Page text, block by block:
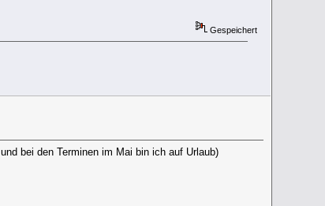
Gespeichert
bei den Terminen im Mai bin ich auf Urlaub)